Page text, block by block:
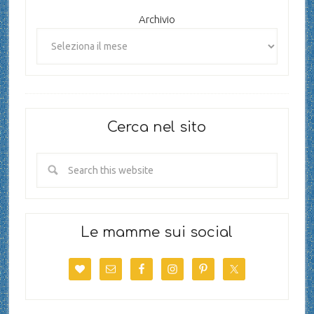
Archivio
Cerca nel sito
Le mamme sui social